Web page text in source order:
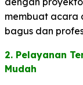
membuat acara
bagus dan
2. Pelayanan
Mudah​